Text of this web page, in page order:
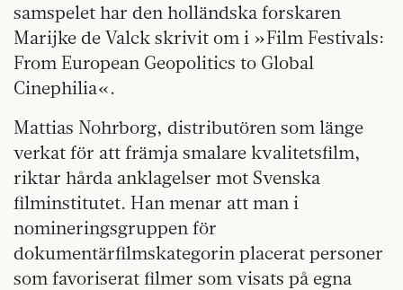
samspelet har den holländska forskaren
Marijke de Valck skrivit om i »Film Festivals:
From European Geopolitics to Global
Cinephilia«.
Mattias Nohrborg, distributören som länge
verkat för att främja smalare kvalitetsfilm,
riktar hårda anklagelser mot Svenska
filminstitutet. Han menar att man i
nomineringsgruppen för
dokumentärfilmskategorin placerat personer
som favoriserat filmer som visats på egna